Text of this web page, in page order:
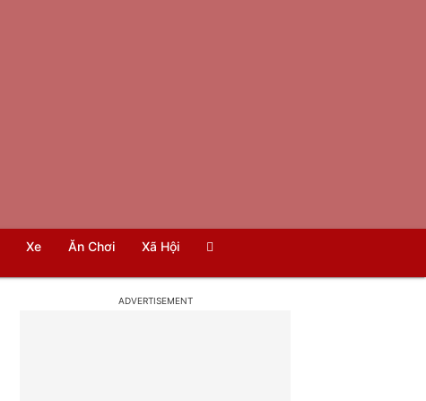
Xe Ăn Chơi Xã Hội